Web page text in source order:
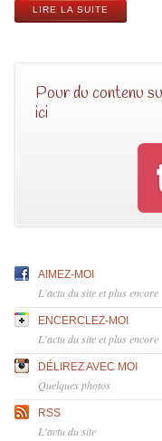
LIRE LA SUITE
Pour du contenu
ici
AIMEZ-MOI
L'actu du site et plus encore
ENCERCLEZ-MOI
L'actu du site et plus encore
DÉLIREZ AVEC MOI
Quelques photos
RSS
L'actu du site